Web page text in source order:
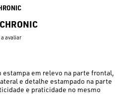
a avaliar
estampa em relevo na parte frontal,
e detalhe estampado na parte
e praticidade no mesmo